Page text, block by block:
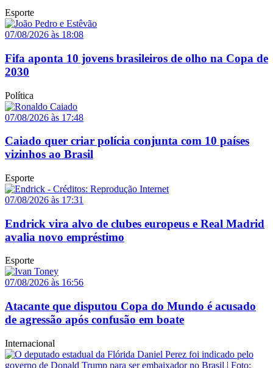
Esporte
07/08/2026 às 18:08
Fifa aponta 10 jovens brasileiros de olho na Copa de
2030
Política
07/08/2026 às 17:48
Caiado quer criar polícia conjunta com 10 países
vizinhos ao Brasil
Esporte
07/08/2026 às 17:31
Endrick vira alvo de clubes europeus e Real Madrid
avalia novo empréstimo
Esporte
07/08/2026 às 16:56
Atacante que disputou Copa do Mundo é acusado
de agressão após confusão em boate
Internacional